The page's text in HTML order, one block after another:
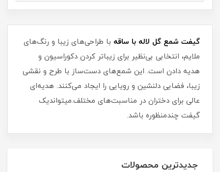
گیفت شمع گل لاله با ساقه با طراحی‌های زیبا و رنگ‌های
ملایم، انتخابی بی‌نظیر برای زیباتر کردن دکوراسیون و
هدیه دادن است. این شمع‌های دست‌ساز با طرح و نقشی
زیبا، فضایی دلنشین و رویایی را ایجاد می‌کنند. هدیه‌ای
عالی برای دختران در مناسبت‌های مختلف.میتواندیک
گیفت چندمنظوره باشد.
جدیدترین محصولات